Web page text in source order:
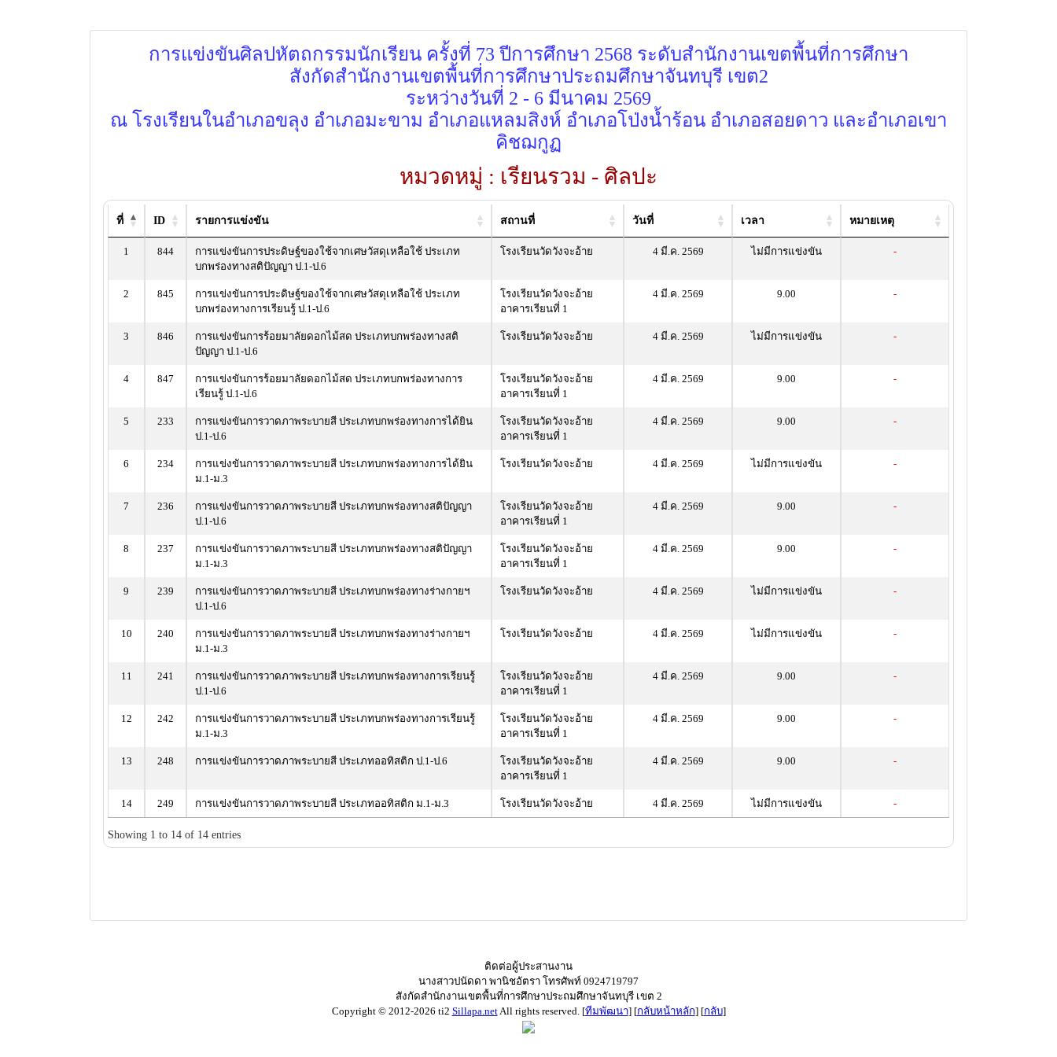
การแข่งขันศิลปหัตถกรรมนักเรียน ครั้งที่ 73 ปีการศึกษา 2568 ระดับสำนักงานเขตพื้นที่การศึกษา
สังกัดสำนักงานเขตพื้นที่การศึกษาประถมศึกษาจันทบุรี เขต2
ระหว่างวันที่ 2 - 6 มีนาคม 2569
ณ โรงเรียนในอำเภอขลุง อำเภอมะขาม อำเภอแหลมสิงห์ อำเภอโป่งน้ำร้อน อำเภอสอยดาว และอำเภอเขา
คิชฌกูฏ
หมวดหมู่ : เรียนรวม - ศิลปะ
ที่ ID รายการแข่งขัน สถานที่ วันที่ เวลา หมายเหตุ
1 844
การแข่งขันการประดิษฐ์ของใช้จากเศษวัสดุเหลือใช้ ประเภท
บกพร่องทางสติปัญญา ป.1-ป.6
โรงเรียนวัดวังจะอ้าย 4 มี.ค. 2569 ไม่มีการแข่งขัน -
2 845
การแข่งขันการประดิษฐ์ของใช้จากเศษวัสดุเหลือใช้ ประเภท
บกพร่องทางการเรียนรู้ ป.1-ป.6
โรงเรียนวัดวังจะอ้าย
อาคารเรียนที่ 1
4 มี.ค. 2569 9.00 -
3 846
การแข่งขันการร้อยมาลัยดอกไม้สด ประเภทบกพร่องทางสติ
ปัญญา ป.1-ป.6
โรงเรียนวัดวังจะอ้าย 4 มี.ค. 2569 ไม่มีการแข่งขัน -
4 847
การแข่งขันการร้อยมาลัยดอกไม้สด ประเภทบกพร่องทางการ
เรียนรู้ ป.1-ป.6
โรงเรียนวัดวังจะอ้าย
อาคารเรียนที่ 1
4 มี.ค. 2569 9.00 -
5 233
การแข่งขันการวาดภาพระบายสี ประเภทบกพร่องทางการได้ยิน
ป.1-ป.6
โรงเรียนวัดวังจะอ้าย
อาคารเรียนที่ 1
4 มี.ค. 2569 9.00 -
6 234
การแข่งขันการวาดภาพระบายสี ประเภทบกพร่องทางการได้ยิน
ม.1-ม.3
โรงเรียนวัดวังจะอ้าย 4 มี.ค. 2569 ไม่มีการแข่งขัน -
7 236
การแข่งขันการวาดภาพระบายสี ประเภทบกพร่องทางสติปัญญา
ป.1-ป.6
โรงเรียนวัดวังจะอ้าย
อาคารเรียนที่ 1
4 มี.ค. 2569 9.00 -
8 237
การแข่งขันการวาดภาพระบายสี ประเภทบกพร่องทางสติปัญญา
ม.1-ม.3
โรงเรียนวัดวังจะอ้าย
อาคารเรียนที่ 1
4 มี.ค. 2569 9.00 -
9 239
การแข่งขันการวาดภาพระบายสี ประเภทบกพร่องทางร่างกายฯ
ป.1-ป.6
โรงเรียนวัดวังจะอ้าย 4 มี.ค. 2569 ไม่มีการแข่งขัน -
10 240
การแข่งขันการวาดภาพระบายสี ประเภทบกพร่องทางร่างกายฯ
ม.1-ม.3
โรงเรียนวัดวังจะอ้าย 4 มี.ค. 2569 ไม่มีการแข่งขัน -
11 241
การแข่งขันการวาดภาพระบายสี ประเภทบกพร่องทางการเรียนรู้
ป.1-ป.6
โรงเรียนวัดวังจะอ้าย
อาคารเรียนที่ 1
4 มี.ค. 2569 9.00 -
12 242
การแข่งขันการวาดภาพระบายสี ประเภทบกพร่องทางการเรียนรู้
ม.1-ม.3
โรงเรียนวัดวังจะอ้าย
อาคารเรียนที่ 1
4 มี.ค. 2569 9.00 -
13 248 การแข่งขันการวาดภาพระบายสี ประเภทออทิสติก ป.1-ป.6
โรงเรียนวัดวังจะอ้าย
อาคารเรียนที่ 1
4 มี.ค. 2569 9.00 -
14 249 การแข่งขันการวาดภาพระบายสี ประเภทออทิสติก ม.1-ม.3 โรงเรียนวัดวังจะอ้าย 4 มี.ค. 2569 ไม่มีการแข่งขัน -
Showing 1 to 14 of 14 entries
ติดต่อผู้ประสานงาน
นางสาวปนัดดา พานิชอัตรา โทรศัพท์ 0924719797
สังกัดสำนักงานเขตพื้นที่การศึกษาประถมศึกษาจันทบุรี เขต 2
Copyright © 2012-2026 ti2 Sillapa.netAll rights reserved. [ทีมพัฒนา] [กลับหน้าหลัก] [กลับ]